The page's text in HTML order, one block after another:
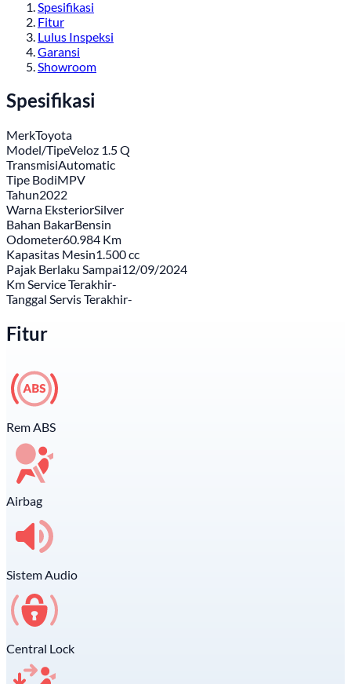
Spesifikasi
Fitur
Lulus Inspeksi
Garansi
Showroom
Spesifikasi
MerkToyota
Model/TipeVeloz 1.5 Q
TransmisiAutomatic
Tipe BodiMPV
Tahun2022
Warna EksteriorSilver
Bahan BakarBensin
Odometer60.984 Km
Kapasitas Mesin1.500 cc
Pajak Berlaku Sampai12/09/2024
Km Service Terakhir-
Tanggal Servis Terakhir-
Fitur
Rem ABS
Airbag
Sistem Audio
Central Lock